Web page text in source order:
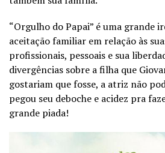
“Orgulho do Papai” é uma grande
aceitação familiar em relação às
profissionais, pessoais e sua
divergências sobre a filha que
gostariam que fosse, a atriz não
pegou seu deboche e acidez pra
grande piada!